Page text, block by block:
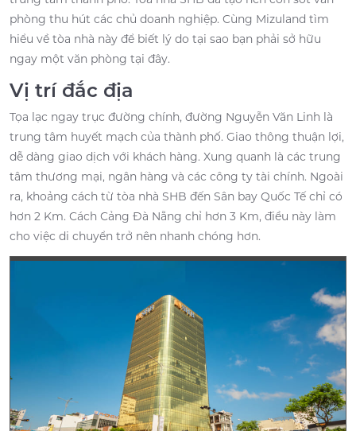
phòng thu hút các chủ doanh nghiệp. Cùng Mizuland tìm
hiểu về tòa nhà này để biết lý do tại sao bạn phải sở hữu
ngay một văn phòng tại đây.
Vị trí đắc địa
Tọa lạc ngay trục đường chính, đường Nguyễn Văn Linh là
trung tâm huyết mạch của thành phố. Giao thông thuận lợi,
dễ dàng giao dịch với khách hàng. Xung quanh là các trung
tâm thương mại, ngân hàng và các công ty tài chính. Ngoài
ra, khoảng cách từ tòa nhà SHB đến Sân bay Quốc Tế chỉ có
hơn 2 Km. Cách Cảng Đà Nẵng chỉ hơn 3 Km, điều này làm
cho việc di chuyển trở nên nhanh chóng hơn.